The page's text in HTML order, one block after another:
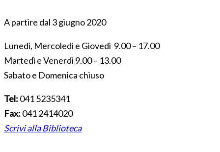
A partire dal 3 giugno 2020
Lunedì, Mercoledì e Giovedì 9.00 – 17.00
Martedì e Venerdì 9.00 – 13.00
Sabato e Domenica chiuso
Tel: 041 5235341
Fax: 041 2414020
Scrivi alla Biblioteca